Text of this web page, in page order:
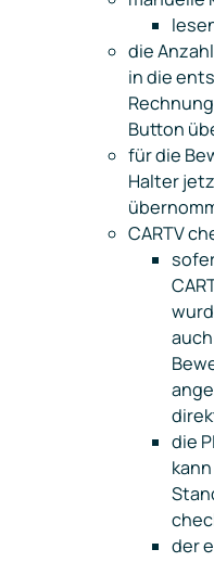
die
in die
Button
für die
Halter
CARTV
die
der